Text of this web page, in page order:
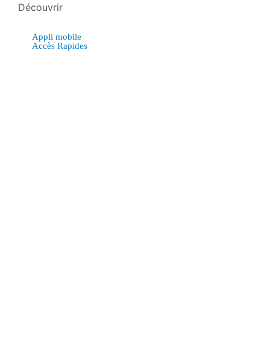
Découvrir
Appli mobile
Accès Rapides